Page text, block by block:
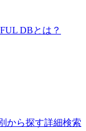
DBとは？
から探す詳細検索